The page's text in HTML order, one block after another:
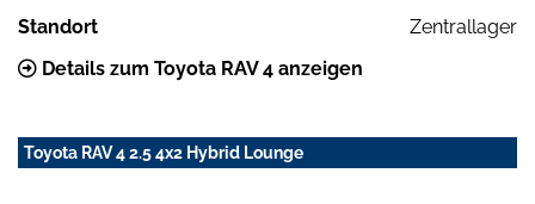
Standort
Zentrallager
Details zum Toyota RAV 4 anzeigen
Toyota RAV 4 2.5 4x2 Hybrid Lounge